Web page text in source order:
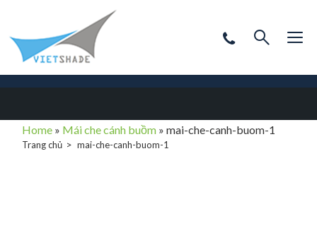
Home » Mái che cánh buồm »mai-che-canh-buom-1
Trang chủ mai-che-canh-buom-1